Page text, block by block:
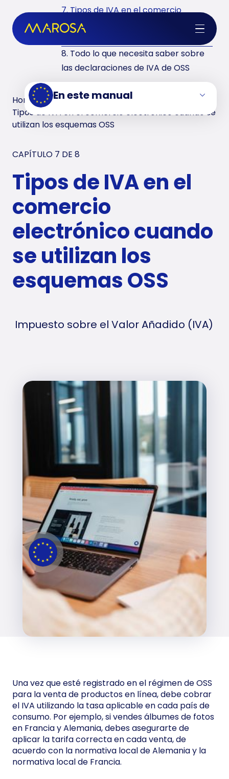
Home/Manuales de IVA/E-commerce
Tipos de IVA en el comercio electrónico cuando se
utilizan los esquemas OSS
CAPÍTULO 7 DE 8
Tipos de IVA en el
comercio
electrónico cuando
se utilizan los
esquemas OSS
Impuesto sobre el Valor Añadido (IVA)
En este manual
7. Tipos de IVA en el comercio
electrónico cuando se utilizan los
8. Todo lo que necesita saber sobre
las declaraciones de IVA de OSS
Una vez que esté registrado en el régimen de OSS
para la venta de productos en línea, debe cobrar
el IVA utilizando la tasa aplicable en cada país de
consumo. Por ejemplo, si vendes álbumes de fotos
en Francia y Alemania, debes asegurarte de
aplicar la tarifa correcta en cada venta, de
acuerdo con la normativa local de Alemania y la
normativa local de Francia.